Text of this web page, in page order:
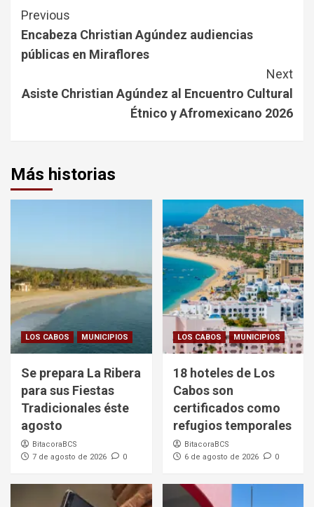
Continue
Reading
Previous
Encabeza Christian Agúndez audiencias
públicas en Miraflores
Next
Asiste Christian Agúndez al Encuentro Cultural
Étnico y Afromexicano 2026
Más historias
LOS CABOS MUNICIPIOS
Se prepara La Ribera
para sus Fiestas
Tradicionales éste
agosto
BitacoraBCS
7 de agosto de 2026
0
LOS CABOS MUNICIPIOS
18 hoteles de Los
Cabos son
certificados como
refugios temporales
BitacoraBCS
6 de agosto de 2026
0